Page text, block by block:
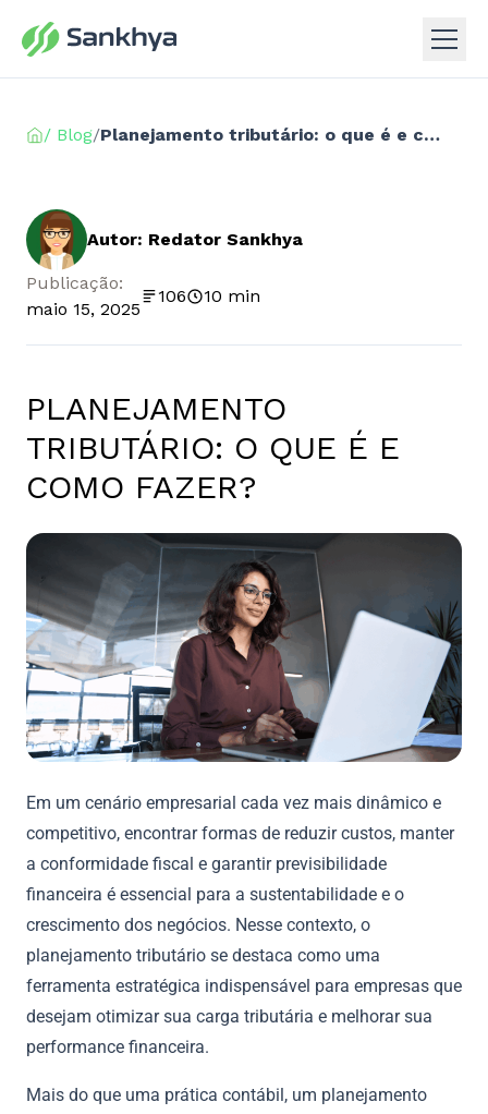
/ Blog/ Planejamento tributário: o que é e como fazer?
Autor: Redator Sankhya
Publicação:
maio 15, 2025
106 10 min
PLANEJAMENTO
TRIBUTÁRIO: O QUE É E
COMO FAZER?
Em um cenário empresarial cada vez mais dinâmico e
competitivo, encontrar formas de reduzir custos, manter
a conformidade fiscal e garantir previsibilidade
financeira é essencial para a sustentabilidade e o
crescimento dos negócios. Nesse contexto, o
planejamento tributário se destaca como uma
ferramenta estratégica indispensável para empresas que
desejam otimizar sua carga tributária e melhorar sua
performance financeira.
Mais do que uma prática contábil, um planejamento